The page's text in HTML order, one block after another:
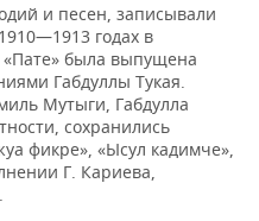
и песен, записывали
годах в
была выпущена
Габдуллы Тукая.
Мутыги, Габдулла
сохранились
фикре», «Ысул кадимче»,
Г. Кариева,